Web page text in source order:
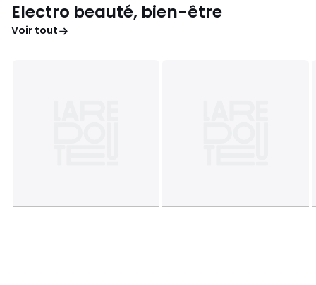
Electro beauté, bien-être
Voir tout